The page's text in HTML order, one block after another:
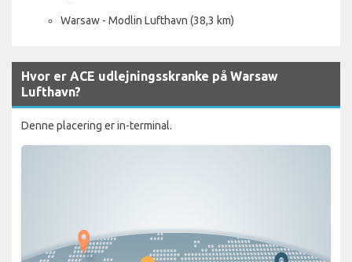
Warsaw - Modlin Lufthavn (38,3 km)
Hvor er ACE udlejningsskranke på Warsaw
Lufthavn?
Denne placering er in-terminal.